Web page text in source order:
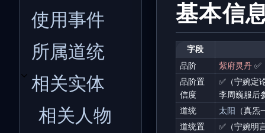
使用事件
所属道统
相关实体
开关相关实体子章节
相关人物
基本信
字段
品阶 紫府灵丹✅
品阶置
信度
✅（宁婉定
李周巍服后
道统
太阳 （真炁
道统置
✅（宁婉明